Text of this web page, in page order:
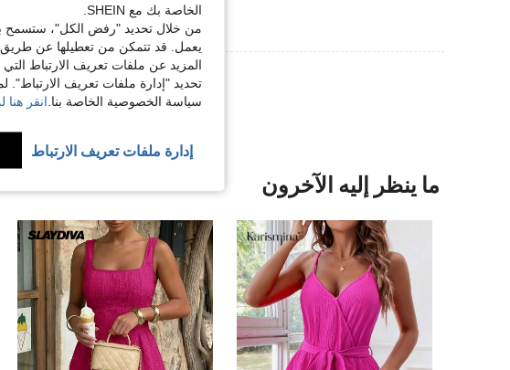
عرض المزيد من المراجعات
ما ينظر إليه الآخرون
الخاصة بك مع SHEIN.
من خلال تحديد "رفض الكل"، ستسمح
يعمل. قد تتمكن من تعطيلها عن طريق
المزيد عن ملفات تعريف الارتباط
تحديد "إدارة ملفات تعريف الارتباط".
سياسة الخصوصية الخاصة بنا. انقر
إدارة ملفات تعريف الارتباط